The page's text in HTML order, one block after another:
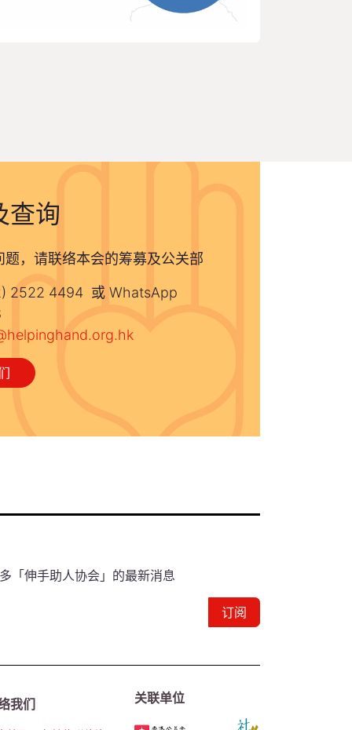
查询
题，请联络本会的筹募及公关部
2522 4494 或 WhatsApp
「伸手助人协会」的最新消息
订阅
我们 关联单位